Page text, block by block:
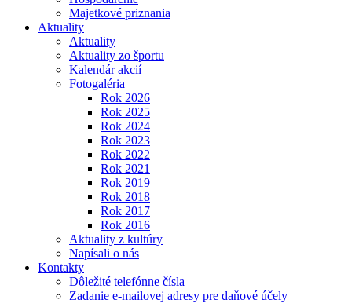
Majetkové priznania
Aktuality
Aktuality
Aktuality zo športu
Kalendár akcií
Fotogaléria
Rok 2026
Rok 2025
Rok 2024
Rok 2023
Rok 2022
Rok 2021
Rok 2019
Rok 2018
Rok 2017
Rok 2016
Aktuality z kultúry
Napísali o nás
Kontakty
Dôležité telefónne čísla
Zadanie e-mailovej adresy pre daňové účely